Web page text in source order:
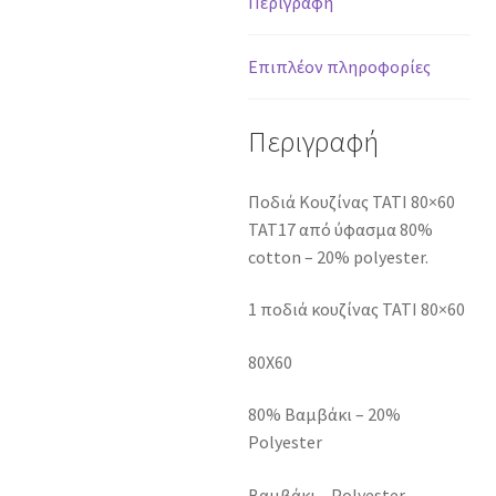
Επιπλέον πληροφορίες
Περιγραφή
Ποδιά Κουζίνας TATI 80×60
TAT17 από ύφασμα 80%
cotton – 20% polyester.
1 ποδιά κουζίνας TATI 80×60
80X60
80% Βαμβάκι – 20%
Polyester